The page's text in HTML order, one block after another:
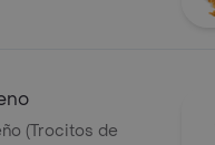
(Trocitos de